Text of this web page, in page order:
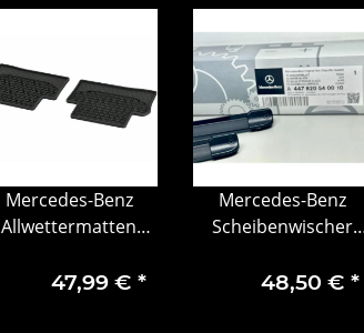
Mercedes-Benz
Allwettermatten
teilig E-Klasse 213
47,99 € *
Mercedes-Benz
Scheibenwischer
48,50 € *